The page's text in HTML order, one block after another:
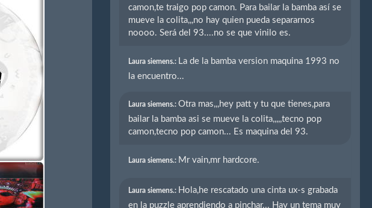
camon,te traigo pop camon. Para bailar la bamba así se
mueve la colita,,,no hay quien pueda separarnos
noooo. Será del 93....no se que vinilo es.
Laura siemens.: La de la bamba version maquina 1993 no
la encuentro...
Laura siemens.:Otra mas,,,hey patt y tu que tienes,para
bailar la bamba asi se mueve la colita,,,,,tecno pop
camon,tecno pop camon... Es maquina del 93.
Laura siemens.: Mr vain,mr hardcore.
Laura siemens.: Hola,he rescatado una cinta ux-s grabada
en la puzzle aprendiendo a pinchar... Hay un tema muy